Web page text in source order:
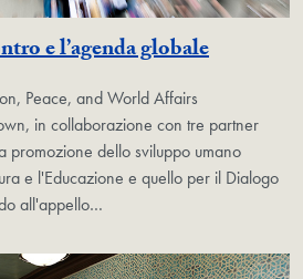
e l’agenda globale
Peace, and World Affairs
in collaborazione con tre partner
promozione dello sviluppo umano
e l'Educazione e quello per il Dialogo
all'appello…